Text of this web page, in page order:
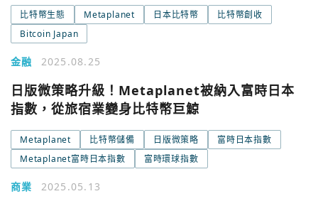
比特幣生態 Metaplanet 日本比特幣
比特幣創收
Bitcoin Japan
金融 2025.08.25
日版微策略升級！Metaplanet被納入富時日本
指數，從旅宿業變身比特幣巨鯨
Metaplanet 比特幣儲備 日版微策略
富時日本指數
Metaplanet富時日本指數
富時環球指數
商業 2025.05.13
您已閒置5分鐘，請點擊關閉按鈕或空白處，即可回到加密